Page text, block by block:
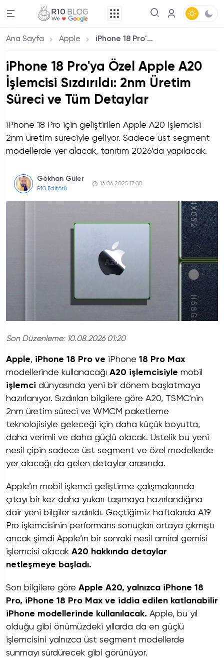
Ana Sayfa Apple iPhone 18 Pro'ya Özel Apple A20 İşlemcisi Sızdırıldı: 2nm Üretim Süreci ve Tüm Detaylar
iPhone 18 Pro'ya Özel Apple A20
İşlemcisi Sızdırıldı: 2nm Üretim
Süreci ve Tüm Detaylar
iPhone 18 Pro için geliştirilen Apple A20 işlemcisi
2nm üretim süreciyle geliyor. Sadece üst segment
modellerde yer alacak, tanıtım 2026’da yapılacak.
Gökhan Güler
R10 Editörü
16.06.2025 17:08
Son Düzenleme: 10.08.2026 01:20
Apple, iPhone 18 Pro ve iPhone 18 Pro Max
modellerinde kullanacağı A20 işlemcisiyle mobil
işlemci dünyasında yeni bir dönem başlatmaya
hazırlanıyor. Sızdırılan bilgilere göre A20, TSMC'nin
2nm üretim süreci ve WMCM paketleme
teknolojisiyle geleceği için daha küçük boyutta,
daha verimli ve daha güçlü olacak. Üstelik bu yeni
nesil çipin sadece üst segment ve özel modellerde
yer alacağı da gelen detaylar arasında.
Apple’ın mobil işlemci geliştirme çalışmalarında
çıtayı bir kez daha yukarı taşımaya hazırlandığına
dair yeni bilgiler sızdırıldı. Geçtiğimiz haftalarda A19
Pro işlemcisinin performans sonuçları ortaya çıkmıştı
ancak şimdi Apple’ın bir sonraki nesil amiral gemisi
işlemcisi olacak A20 hakkında detaylar
netleşmeye başladı.
Son bilgilere göre Apple A20, yalnızca iPhone 18
Pro, iPhone 18 Pro Max ve iddia edilen katlanabilir
iPhone modellerinde kullanılacak. Apple, bu yıl
olduğu gibi önümüzdeki yıllarda da en güçlü
işlemcisini yalnızca üst segment modellerde
sunmayı sürdürecek gibi görünüyor.